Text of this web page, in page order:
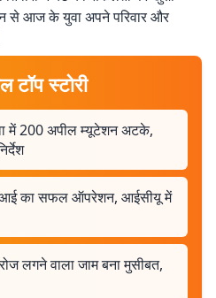
से आज के युवा अपने परिवार और
टॉप स्टोरी
में 200 अपील म्यूटेशन अटके,
का सफल ऑपरेशन, आईसीयू में
लगने वाला जाम बना मुसीबत,